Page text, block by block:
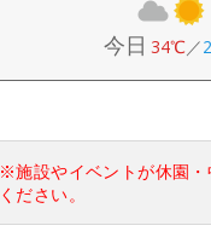
今日 34℃／
※施設やイベントが休園
ください。